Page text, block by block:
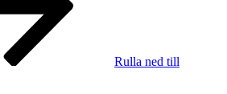
Rulla ned till